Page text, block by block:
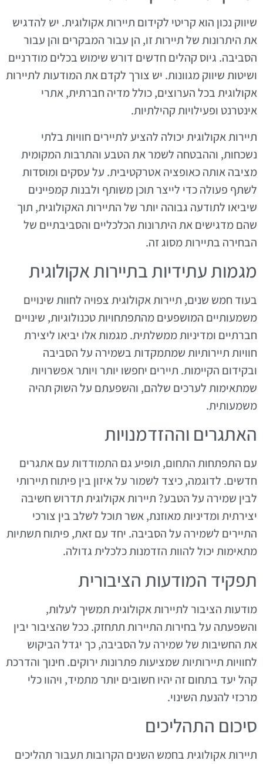
שיווק נכון הוא קריטי לקידום תיירות אקולוגית. יש להדגיש
את היתרונות של תיירות זו, הן עבור המבקרים והן עבור
הסביבה. גיוס קהלים חדשים דורש שימוש בכלים מודרניים
ושיטות שיווק מגוונות. יש צורך לקדם את המודעות לתיירות
אקולוגית בכל הערוצים, כולל מדיה חברתית, אתרי
אינטרנט ופעילויות קהילתיות.
תיירות אקולוגית יכולה להציע לתיירים חוויות בלתי
נשכחות, וההבטחה לשמר את הטבע והתרבות המקומית
מציבה אותה כאופציה אטרקטיבית. על עסקים ומוסדות
לשתף פעולה כדי לייצר תוכן משותף ולבנות קמפיינים
שיביאו לתודעה גבוהה יותר של התיירות האקולוגית, תוך
שהם מדגישים את היתרונות הכלכליים והסביבתיים של
הבחירה בתיירות מסוג זה.
מגמות עתידיות בתיירות אקולוגית
בעוד חמש שנים, תיירות אקולוגית צפויה לחוות שינויים
משמעותיים המושפעים מהתפתחויות טכנולוגיות, שינויים
חברתיים ומדיניות ממשלתית. מגמות אלו יביאו ליצירת
חוויות תיירותיות שמתמקדות בשמירה על הסביבה
ובקידום הקיימות. תיירים יחפשו יותר ויותר אפשרויות
שמתאימות לערכים שלהם, והשפעתם על השוק תהיה
משמעותית.
האתגרים וההזדמנויות
עם התפתחות התחום, תופיע גם התמודדות עם אתגרים
חדשים. לדוגמה, כיצד לשמור על איזון בין פיתוח תיירותי
לבין שמירה על הטבע? תיירות אקולוגית תדרוש חשיבה
יצירתית ומדיניות מאוזנת, אשר תוכל לשלב בין צורכי
התיירים לשמירה על הסביבה. יחד עם זאת, פיתוח תשתיות
מתאימות יכול להוות הזדמנות כלכלית גדולה.
תפקיד המודעות הציבורית
מודעות הציבור לתיירות אקולוגית תמשיך לעלות,
והשפעתה על בחירות התיירות תתחזק. ככל שהציבור יבין
את החשיבות של שמירה על הסביבה, כך יגדל הביקוש
לחוויות תיירותיות שמציעות פתרונות ירוקים. חינוך והדרכת
קהל יעד בתחום זה יהיו חשובים יותר מתמיד, ויהוו כלי
מרכזי להנעת השינוי.
סיכום התהליכים
תיירות אקולוגית בחמש השנים הקרובות תעבור תהליכים